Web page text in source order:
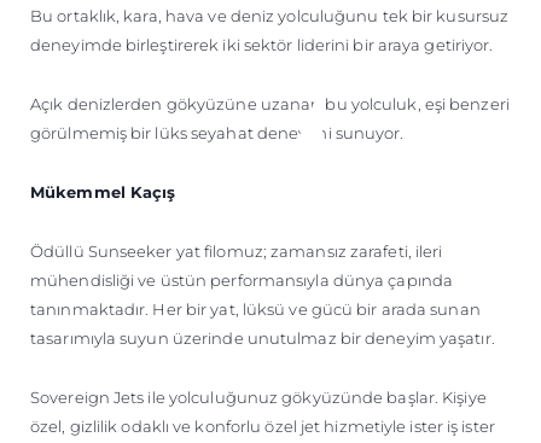
Bu ortaklık, kara, hava ve deniz yolculuğunu tek bir kusursuz
deneyimde birleştirerek iki sektör liderini bir araya getiriyor.
Açık denizlerden gökyüzüne uzanan bu yolculuk, eşi benzeri
görülmemiş bir lüks seyahat deneyimi sunuyor.
Mükemmel Kaçış
Ödüllü Sunseeker yat filomuz; zamansız zarafeti, ileri
mühendisliği ve üstün performansıyla dünya çapında
tanınmaktadır. Her bir yat, lüksü ve gücü bir arada sunan
tasarımıyla suyun üzerinde unutulmaz bir deneyim yaşatır.
Sovereign Jets ile yolculuğunuz gökyüzünde başlar. Kişiye
özel, gizlilik odaklı ve konforlu özel jet hizmetiyle ister iş ister